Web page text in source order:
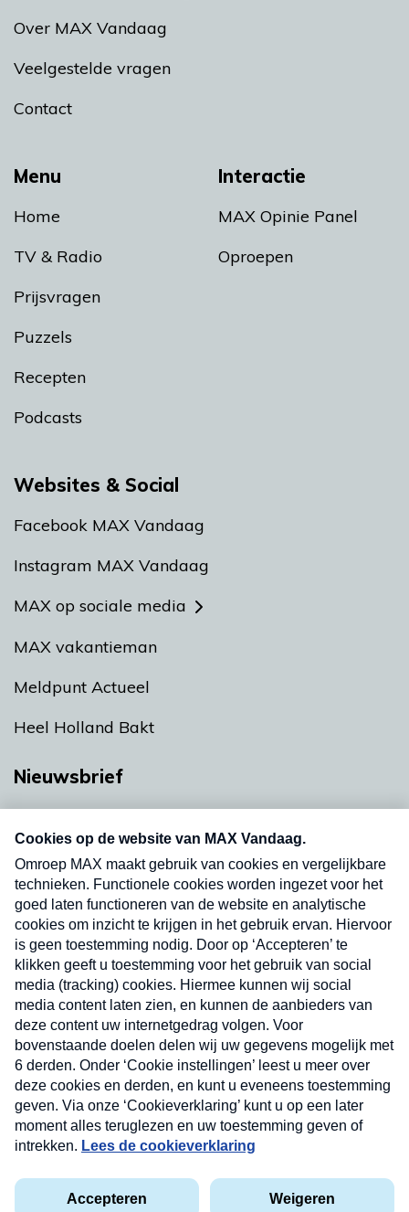
Menu
Home
TV & Radio
Prijsvragen
Puzzels
Recepten
Podcasts
Interactie
MAX Opinie Panel
Oproepen
Over MAX Vandaag
Veelgestelde vragen
Contact
Websites & Social
Facebook MAX Vandaag
Instagram MAX Vandaag
MAX op sociale media
MAX vakantieman
Meldpunt Actueel
Heel Holland Bakt
Nieuwsbrief
nieuwsbrief. Elke vrijdag- en dinsdagochtend in
uw mailbox.
Verzend
Privacyverklaring
Cookieverklaring
Nieuwsbrief
Neem hier een gratis abonnement op onze
nieuwsbrief. Elke vrijdag- en dinsdagochtend in uw